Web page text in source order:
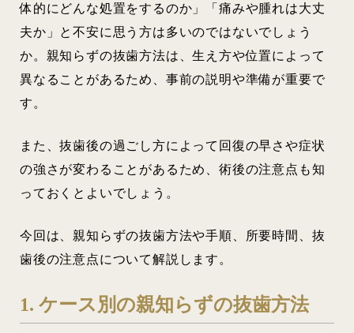
体的にどんな処置をするのか」「痛みや腫れは大丈
夫か」と不安に思う方は多いのではないでしょう
か。親知らずの抜歯方法は、生え方や位置によって
異なることがあるため、事前の説明や準備が重要で
す。
また、抜歯後の過ごし方によって回復の早さや症状
の強さが変わることがあるため、術後の注意点も知
っておくとよいでしょう。
今回は、親知らずの抜歯方法や手順、所要時間、抜
歯後の注意点について解説します。
1. ケース別の親知らずの抜歯方法